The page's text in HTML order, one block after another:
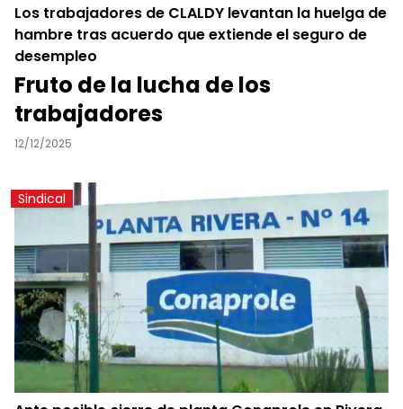
Los trabajadores de CLALDY levantan la huelga de
hambre tras acuerdo que extiende el seguro de
desempleo
Fruto de la lucha de los
trabajadores
12/12/2025
Sindical